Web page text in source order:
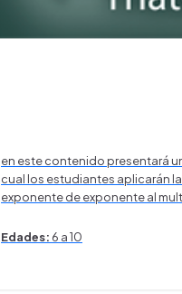
en este contenido presentará
cual los estudiantes aplicarán
exponente de exponente al
Edades: 6 a 10